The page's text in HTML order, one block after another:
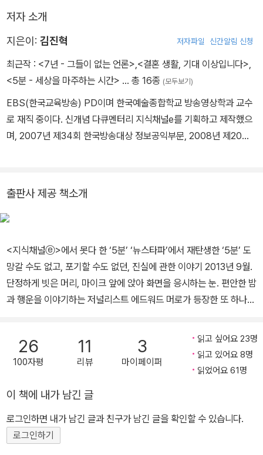
저자 소개
지은이: 김진혁 저자파일 신간알림 신청
최근작 : <7년 - 그들이 없는 언론> <결혼 생활, 기대 이상입니다>
<5분 - 세상을 마주하는 시간> … 총 16종 (모두보기)
EBS(한국교육방송) PD이며 한국예술종합학교 방송영상학과 교수
로 재직 중이다. 신개념 다큐멘터리 지식채널e를 기획하고 제작했으
며, 2007년 제34회 한국방송대상 정보공익부문, 2008년 제20회
근육’을 단련하기 위해 오늘도 마침표가 아닌 물음표를 알려주는 지
식, 머리보다 심장이 먼저 반응하는 지식을 찾아 헤매고 있다.
출판사 제공 책소개
<지식채널ⓔ>에서 못다 한 ‘5분’ ‘뉴스타파’에서 재탄생한 ‘5분’ 도
망갈 수도 없고, 포기할 수도 없던, 진실에 관한 이야기 2013년 9월.
단정하게 빗은 머리, 마이크 앞에 앉아 화면을 응시하는 눈. 편안한 밤
과 행운을 이야기하는 저널리스트 에드워드 머로가 등장한 또 하나의
가 있어야 한다는 것을, 공포와 불안을 자극해서 사람들을 패닉 상태
로 몰아가는 식의 여론몰이는 잘못된 것임을, 매체가 지닌 영향력을
단순히 오락거리는 사용해서는 안 된다는 것을 주장했다. 뉴스타파에
로로 열었다. 2005년 9월, <지식채널ⓔ>의 시작이 ‘1초’였다면, 그
로부터 8년 후인 2013년 9월 <김진혁의 5minutes>의 시작은 ‘Go
od Night and Good Luck’이었다. 우주의 시간 150억년을 1년으
로 축소할 때 인류가 역사를 만들어 간 시간 ‘1초’에 일어나는 일들,
26
100자평
11
리뷰
3
마이페이퍼
읽고 싶어요 23명
읽고 있어요 8명
읽었어요 61명
이 책에 내가 남긴 글
로그인하면 내가 남긴 글과 친구가 남긴 글을 확인할 수 있습니다.
로그인하기